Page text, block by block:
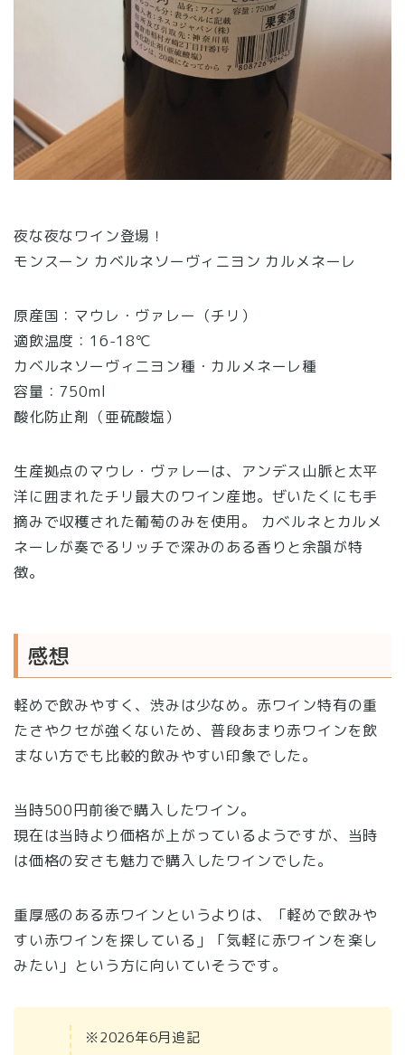
夜な夜なワイン登場！
モンスーン カベルネソーヴィニヨン カルメネーレ
原産国：マウレ・ヴァレー（チリ）
適飲温度：16-18℃
カベルネソーヴィニヨン種・カルメネーレ種
容量：750ml
酸化防止剤（亜硫酸塩）
生産拠点のマウレ・ヴァレーは、アンデス山脈と太平
洋に囲まれたチリ最大のワイン産地。ぜいたくにも手
摘みで収穫された葡萄のみを使用。 カベルネとカルメ
ネーレが奏でるリッチで深みのある香りと余韻が特
徴。
感想
軽めで飲みやすく、渋みは少なめ。赤ワイン特有の重
たさやクセが強くないため、普段あまり赤ワインを飲
まない方でも比較的飲みやすい印象でした。
当時500円前後で購入したワイン。
現在は当時より価格が上がっているようですが、当時
は価格の安さも魅力で購入したワインでした。
重厚感のある赤ワインというよりは、「軽めで飲みや
すい赤ワインを探している」「気軽に赤ワインを楽し
みたい」という方に向いていそうです。
※2026年6月追記